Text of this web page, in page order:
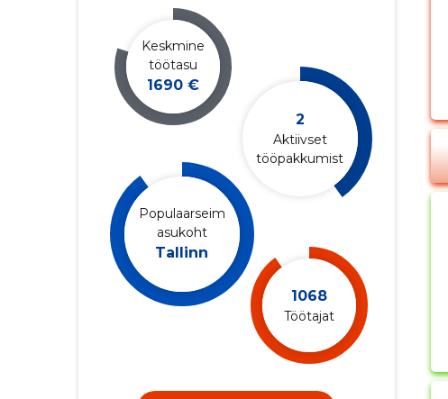
Keskmine
töötasu
1690 €
2
Aktiivset
tööpakkumist
Populaarseim
asukoht
Tallinn
1068
Töötajat